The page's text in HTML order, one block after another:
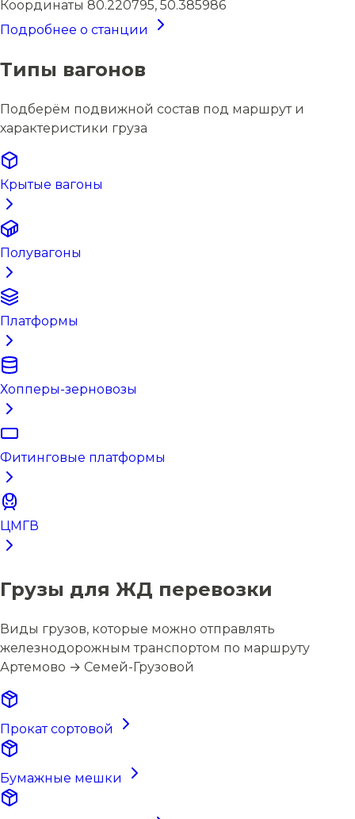
Координаты 80.220795, 50.385986
Подробнее о станции
Типы вагонов
Подберём подвижной состав под маршрут и
характеристики груза
Крытые вагоны
Полувагоны
Платформы
Хопперы-зерновозы
Фитинговые платформы
ЦМГВ
Грузы для ЖД перевозки
Виды грузов, которые можно отправлять
железнодорожным транспортом по маршруту
Артемово → Семей-Грузовой
Прокат сортовой
Бумажные мешки